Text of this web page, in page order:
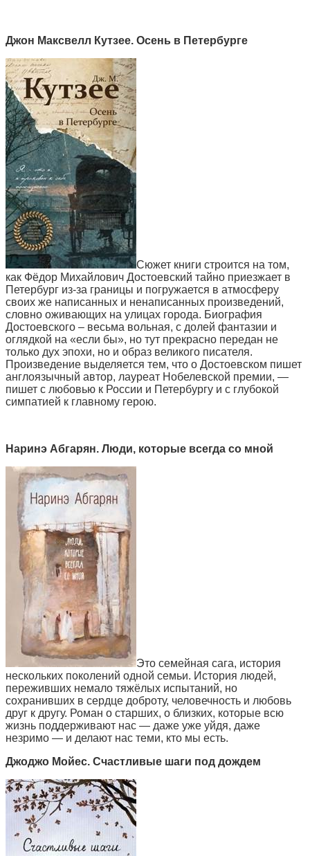
Джон Максвелл Кутзее. Осень в Петербурге
Сюжет книги строится на том,
как Фёдор Михайлович Достоевский тайно приезжает в
Петербург из-за границы и погружается в атмосферу
своих же написанных и ненаписанных произведений,
словно оживающих на улицах города. Биография
Достоевского – весьма вольная, с долей фантазии и
оглядкой на «если бы», но тут прекрасно передан не
только дух эпохи, но и образ великого писателя.
Произведение выделяется тем, что о Достоевском пишет
англоязычный автор, лауреат Нобелевской премии, —
пишет с любовью к России и Петербургу и с глубокой
симпатией к главному герою.
Наринэ Абгарян. Люди, которые всегда со мной
Это семейная сага, история
нескольких поколений одной семьи. История людей,
переживших немало тяжёлых испытаний, но
сохранивших в сердце доброту, человечность и любовь
друг к другу. Роман о старших, о близких, которые всю
жизнь поддерживают нас — даже уже уйдя, даже
незримо — и делают нас теми, кто мы есть.
Джоджо Мойес. Счастливые шаги под дождем